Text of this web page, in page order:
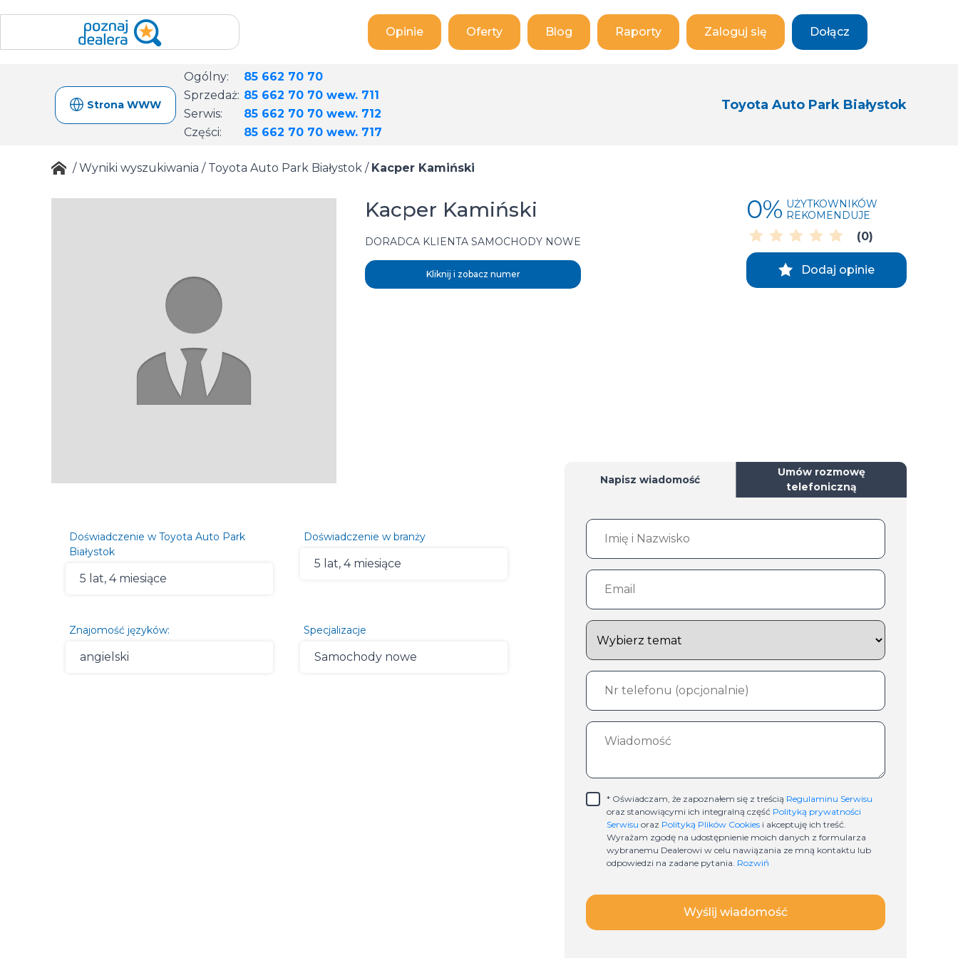
Opinie Oferty Blog Raporty Zaloguj się Dołącz
Strona WWW
Ogólny:
85 662 70 70
Sprzedaż: 85 662 70 70 wew. 711
Serwis:
85 662 70 70 wew. 712
Części:
85 662 70 70 wew. 717
Toyota Auto Park Białystok
/Wyniki wyszukiwania / Toyota Auto Park Białystok/ Kacper Kamiński
Kacper Kamiński
DORADCA KLIENTA SAMOCHODY NOWE
Kliknij i zobacz numer
0% UŻYTKOWNIKÓW
REKOMENDUJE
(0)
Dodaj opinie
Doświadczenie w Toyota Auto Park
Białystok
5 lat, 4 miesiące
Doświadczenie w branży
5 lat, 4 miesiące
Znajomość języków:
angielski
Specjalizacje
Samochody nowe
Napisz wiadomość
Umów rozmowę
telefoniczną
* Oświadczam, że zapoznałem się z treścią Regulaminu Serwisu
oraz stanowiącymi ich integralną część Polityką prywatności
Serwisu oraz Polityką Plików Cookies i akceptuję ich treść.
Wyrażam zgodę na udostępnienie moich danych z formularza
wybranemu Dealerowi w celu nawiązania ze mną kontaktu lub
odpowiedzi na zadane pytania. Rozwiń
Wyślij wiadomość